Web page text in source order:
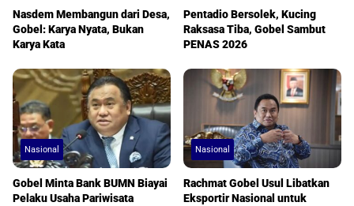
Nasdem Membangun dari Desa,
Gobel: Karya Nyata, Bukan
Karya Kata
Pentadio Bersolek, Kucing
Raksasa Tiba, Gobel Sambut
PENAS 2026
Nasional
Gobel Minta Bank BUMN Biayai
Pelaku Usaha Pariwisata
Nasional
Rachmat Gobel Usul Libatkan
Eksportir Nasional untuk